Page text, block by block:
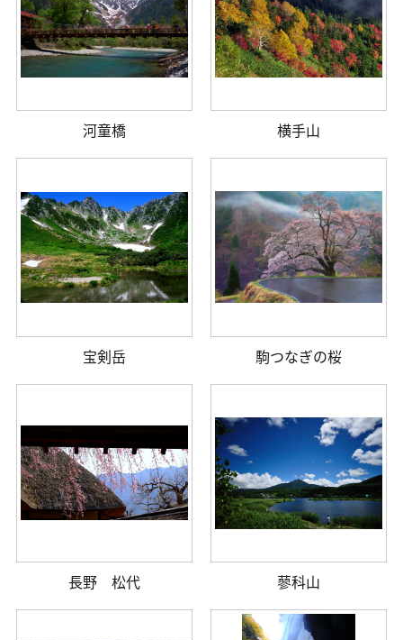
河童橋 横手山
宝剣岳 駒つなぎの桜
長野 松代 蓼科山